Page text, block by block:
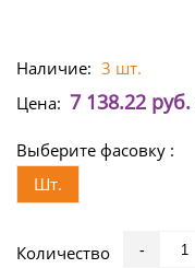
Наличие: 3 шт.
Цена: 7 138.22 руб.
Выберите фасовку :
Шт.
Количество -